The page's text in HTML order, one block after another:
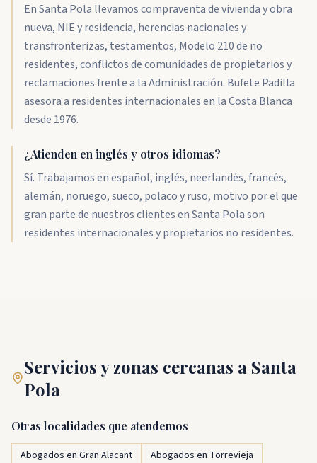
En Santa Pola llevamos compraventa de vivienda y obra
nueva, NIE y residencia, herencias nacionales y
transfronterizas, testamentos, Modelo 210 de no
residentes, conflictos de comunidades de propietarios y
reclamaciones frente a la Administración. Bufete Padilla
asesora a residentes internacionales en la Costa Blanca
desde 1976.
¿Atienden en inglés y otros idiomas?
Sí. Trabajamos en español, inglés, neerlandés, francés,
alemán, noruego, sueco, polaco y ruso, motivo por el que
gran parte de nuestros clientes en Santa Pola son
residentes internacionales y propietarios no residentes.
Servicios y zonas cercanas a Santa
Pola
Otras localidades que atendemos
Abogados en Gran Alacant Abogados en Torrevieja